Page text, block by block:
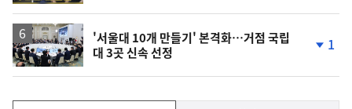
'서울대 10개 만들기' 본격화…거점 국립
대 3곳 신속 선정
락
1